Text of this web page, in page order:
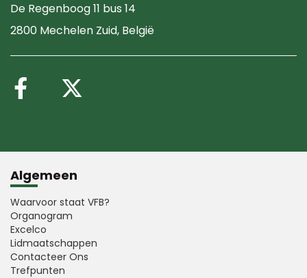
De Regenboog 11 bus 14
2800 Mechelen Zuid, België
Volg ons op Facebook
Algemeen
Waarvoor staat VFB?
Organogram
Excelco
Lidmaatschappen
Contacteer Ons
Trefpunten